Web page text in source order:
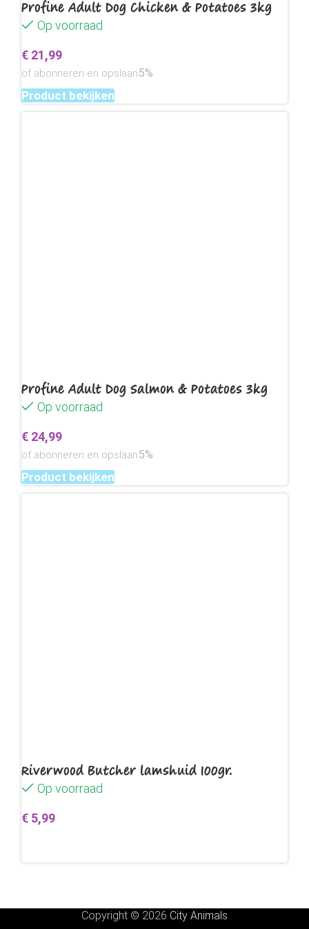
Profine Adult Dog Chicken & Potatoes 3kg
Op voorraad
€ 21,99
of abonneren en opslaan5%
Product bekijken
Profine Adult Dog Salmon & Potatoes 3kg
Op voorraad
€ 24,99
of abonneren en opslaan5%
Product bekijken
Riverwood Butcher lamshuid 100gr.
Op voorraad
€ 5,99
Copyright © 2026 City Animals